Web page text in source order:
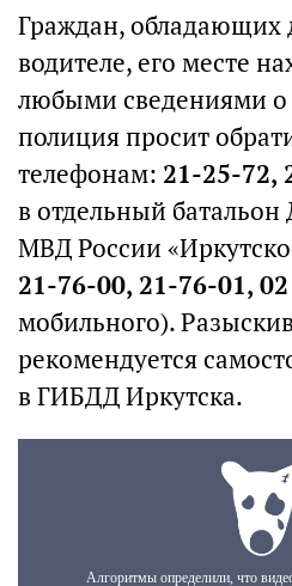
Граждан,
водителе, его месте
любыми сведениями
полиция просит
телефонам: 21-25-72,
в отдельный
МВД России
21-76-00, 21-76-01, 02
мобильного).
рекомендуется
в ГИБДД Иркутска.